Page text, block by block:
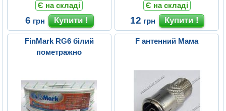
Є на складі
6 грн
Є на складі
12 грн
FinMark RG6 білий
пометражно
F антенний Мама